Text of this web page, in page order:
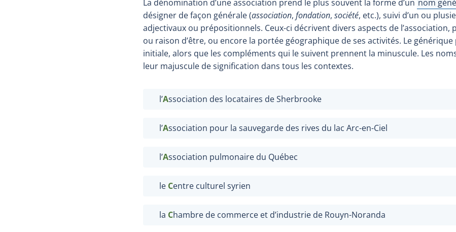
La dénomination d’une association prend le plus souvent la forme d’un nom
Afficher
désigner de façon générale (association, fondation, société, etc.), suivi d’un ou
adjectivaux ou prépositionnels. Ceux-ci décrivent divers aspects de l’association,
ou raison d’être, ou encore la portée géographique de ses activités. Le
initiale, alors que les compléments qui le suivent prennent la minuscule. Les
leur majuscule de signification dans tous les contextes.
l’Association des locataires de Sherbrooke
l’Association pour la sauvegarde des rives du lac Arc-en-Ciel
l’Association pulmonaire du Québec
le Centre culturel syrien
la Chambre de commerce et d’industrie de Rouyn-Noranda